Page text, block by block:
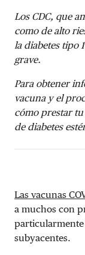
Los CDC, que
como de alto
la diabetes tipo
grave.
Para obtener
vacuna y el
cómo prestar
de diabetes
Las vacunas
a muchos con
particularmente
subyacentes.